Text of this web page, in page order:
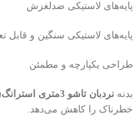
پایه‌های لاستیکی ضدلغزش
پایه‌های لاستیکی سنگین و
طراحی یکپارچه و مطمئن
بدنه نردبان تاشو 3متری استرانگ(2تکه)
خطرناک را کاهش می‌دهد.